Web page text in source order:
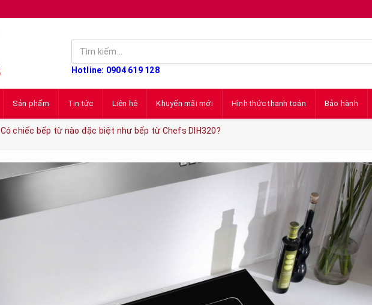
Hotline: 0904 619 128
Sản phẩm Tin tức Liên hệ Khuyến mãi mới Hình thức thanh toán Bảo hành
Có chiếc bếp từ nào đặc biệt như bếp từ Chefs DIH320?